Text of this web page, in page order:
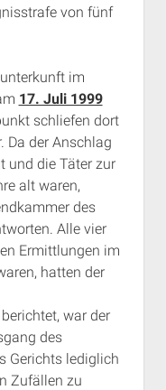
von fünf
im
17. Juli 1999
schliefen dort
Da der Anschlag
und die Täter zur
alt waren,
des
Alle vier
Ermittlungen im
hatten der
war der
des
Gerichts lediglich
Zufällen zu